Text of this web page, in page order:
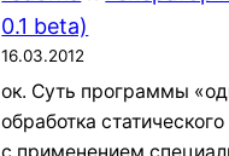
0.1 beta)
16.03.2012
ок. Суть программы
обработка
с применением